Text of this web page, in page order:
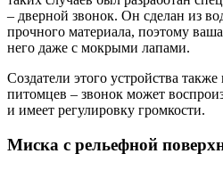
– дверной звонок. Он сделан из
прочного материала, поэтому
него даже с мокрыми лапами.
Создатели этого устройства
питомцев – звонок может
и имеет регулировку громкости.
Миска с рельефной